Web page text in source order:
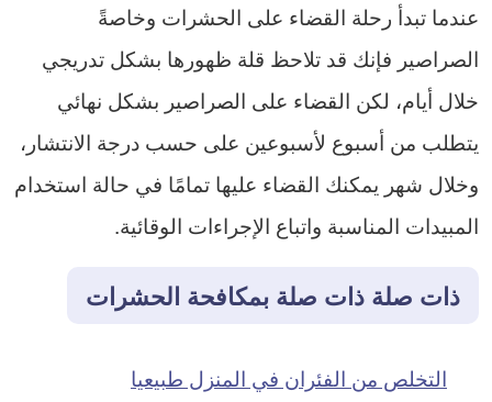
عندما تبدأ رحلة القضاء على الحشرات وخاصةً
الصراصير فإنك قد تلاحظ قلة ظهورها بشكل تدريجي
خلال أيام، لكن القضاء على الصراصير بشكل نهائي
يتطلب من أسبوع لأسبوعين على حسب درجة الانتشار،
وخلال شهر يمكنك القضاء عليها تمامًا في حالة استخدام
المبيدات المناسبة واتباع الإجراءات الوقائية.
ذات صلة ذات صلة بمكافحة الحشرات
التخلص من الفئران في المنزل طبيعيا